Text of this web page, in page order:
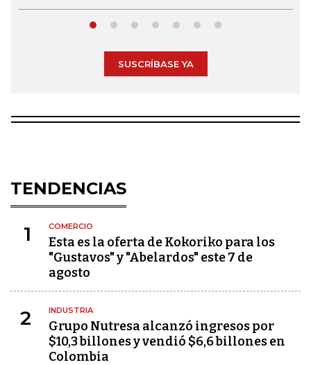
SUSCRÍBASE YA
TENDENCIAS
1 COMERCIO
Esta es la oferta de Kokoriko para los
"Gustavos" y "Abelardos" este 7 de
agosto
2 INDUSTRIA
Grupo Nutresa alcanzó ingresos por
$10,3 billones y vendió $6,6 billones en
Colombia